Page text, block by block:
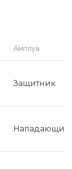
Амплуа
Защитник
Нападающий